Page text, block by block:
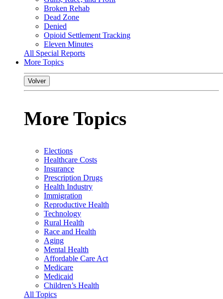
Broken Rehab
Dead Zone
Denied
Opioid Settlement Tracking
Eleven Minutes
All Special Reports
More Topics
Volver
More Topics
Elections
Healthcare Costs
Insurance
Prescription Drugs
Health Industry
Immigration
Reproductive Health
Technology
Rural Health
Race and Health
Aging
Mental Health
Affordable Care Act
Medicare
Medicaid
Children’s Health
All Topics